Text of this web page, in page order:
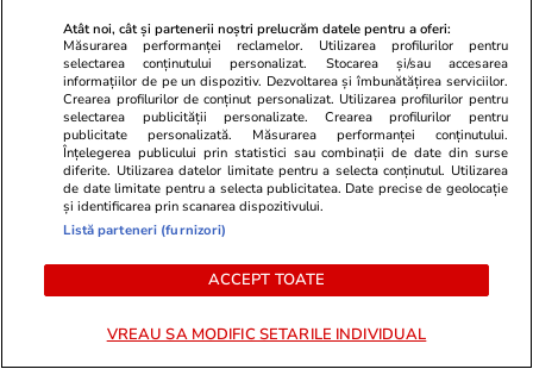
Lifestyle 06 aug.
30 de expresii în turcă esențiale
pentru vacanță: de la bazar la
plajă
Cod galben și cod portocaliu de
Atât noi, cât și partenerii noștri prelucrăm datele pentru a oferi:
Măsurarea performanței reclamelor. Utilizarea profilurilor pentru
selectarea conținutului personalizat. Stocarea și/sau accesarea
informațiilor de pe un dispozitiv. Dezvoltarea și îmbunătățirea serviciilor.
Crearea profilurilor de conținut personalizat. Utilizarea profilurilor pentru
selectarea publicității personalizate. Crearea profilurilor pentru
publicitate personalizată. Măsurarea performanței conținutului.
Înțelegerea publicului prin statistici sau combinații de date din surse
diferite. Utilizarea datelor limitate pentru a selecta conținutul. Utilizarea
de date limitate pentru a selecta publicitatea. Date precise de geolocație
și identificarea prin scanarea dispozitivului.
Listă parteneri (furnizori)
ACCEPT TOATE
VREAU SA MODIFIC SETARILE INDIVIDUAL